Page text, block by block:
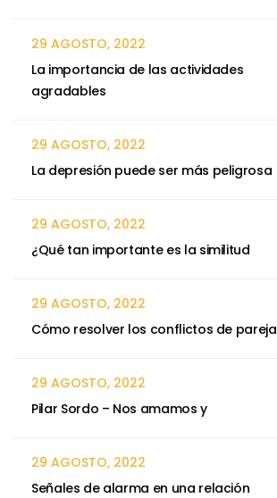
29 AGOSTO, 2022
La importancia de las actividades
agradables
29 AGOSTO, 2022
La depresión puede ser más peligrosa
29 AGOSTO, 2022
¿Qué tan importante es la similitud
29 AGOSTO, 2022
Cómo resolver los conflictos de pareja
29 AGOSTO, 2022
Pilar Sordo – Nos amamos y
29 AGOSTO, 2022
Señales de alarma en una relación